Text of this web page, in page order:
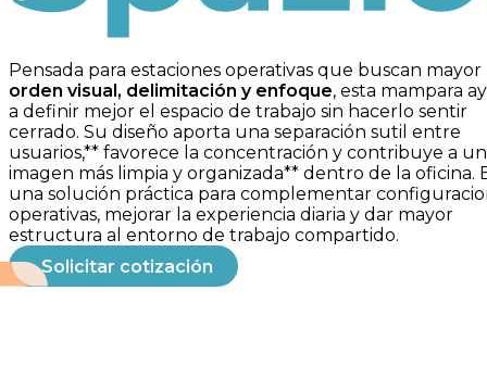
Spazio
Pensada para estaciones operativas que buscan mayor
orden visual, delimitación y enfoque, esta mampara
a definir mejor el espacio de trabajo sin hacerlo sentir
cerrado. Su diseño aporta una separación sutil entre
usuarios,** favorece la concentración y contribuye a
imagen más limpia y organizada** dentro de la oficina.
una solución práctica para complementar
operativas, mejorar la experiencia diaria y dar mayor
estructura al entorno de trabajo compartido.
Solicitar cotización